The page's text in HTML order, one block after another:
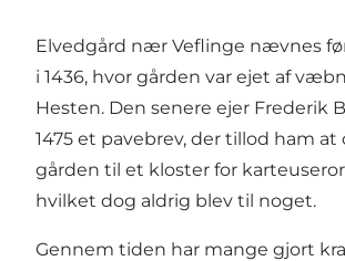
Elvedgård nær Veflinge nævnes
i 1436, hvor gården var ejet af
Hesten. Den senere ejer Frederik
1475 et pavebrev, der tillod ham
gården til et kloster for
hvilket dog aldrig blev til noget.
Gennem tiden har mange gjort